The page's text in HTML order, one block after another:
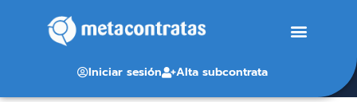
Iniciar sesión Alta subcontrata